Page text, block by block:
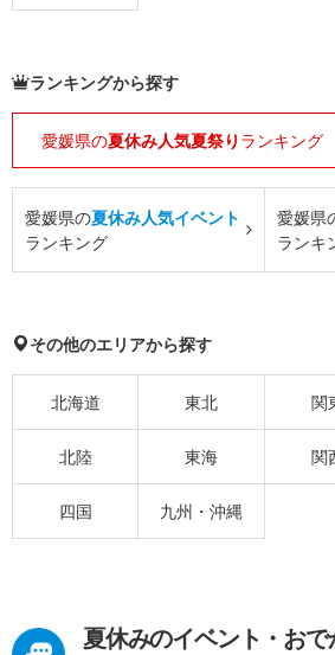
ランキングから探す
愛媛県の夏休み人気夏祭り ランキング
愛媛県の夏休み人気イベント
ランキング
愛媛県
ランキ
その他のエリアから探す
北海道 東北 関
北陸 東海 関
四国 九州・沖縄
夏休みのイベント・お